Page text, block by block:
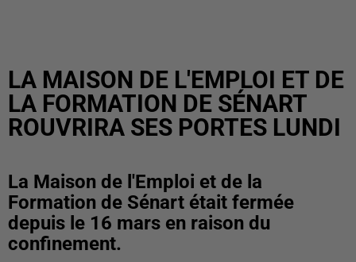
LA MAISON DE L'EMPLOI ET DE
LA FORMATION DE SÉNART
ROUVRIRA SES PORTES LUNDI
La Maison de l'Emploi et de la
Formation de Sénart était fermée
depuis le 16 mars en raison du
confinement.